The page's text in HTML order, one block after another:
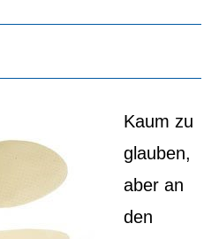
Kaum zu
glauben,
aber an
den